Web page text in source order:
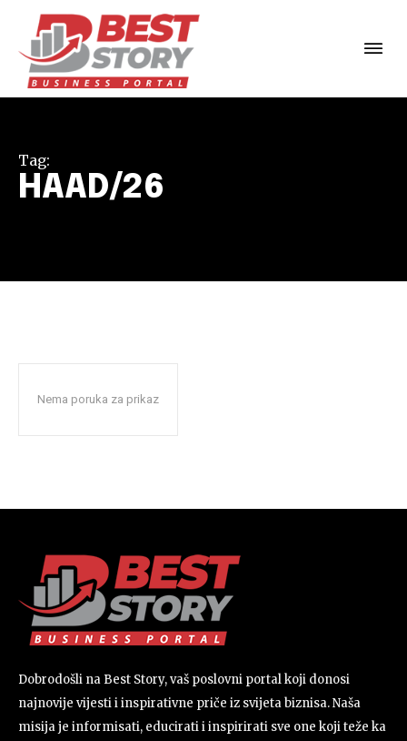
Tag:
HAAD/26
Nema poruka za prikaz
Dobrodošli na Best Story, vaš poslovni portal koji donosi
najnovije vijesti i inspirativne priče iz svijeta biznisa. Naša
misija je informisati, educirati i inspirirati sve one koji teže ka